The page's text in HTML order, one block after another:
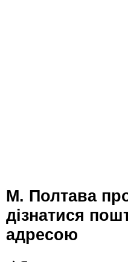
м. Полтава пров. Бойовий
дізнатися
адресою